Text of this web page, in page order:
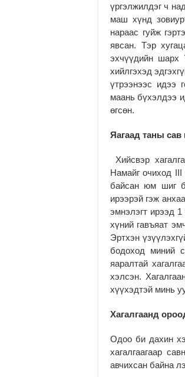
үргэлжилдэг ч
маш хүнд
нараас гуйж
явсан. Тэр
эхчүүдийн шарх
хийлгэхэд
үтрээнээс идээ
маань бүхэлдээ
өгсөн.
Яагаад таны
Хийсвэр
Намайг очиход III
байсан юм шиг
ирээрэй гэж
эмнэлэгт ирээд
хүний гавъяат
Эртхэн
бодоход миний
яаралтай
хэлсэн.
хүүхэдтэй минь
Хагалгаанд
Одоо би дахин
хагалгаагаар
авчихсан байна